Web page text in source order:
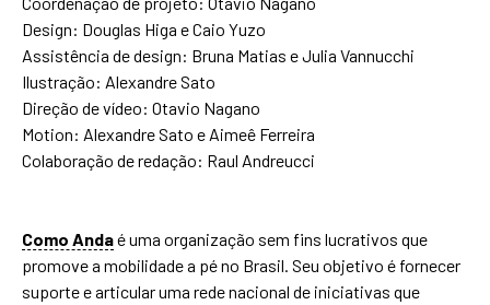
Design: Douglas Higa e Caio Yuzo
Assistência de design: Bruna Matias e Julia Vannucchi
Ilustração: Alexandre Sato
Direção de vídeo: Otavio Nagano
Motion: Alexandre Sato e Aimeê Ferreira
Colaboração de redação: Raul Andreucci
Como Andaé uma organização sem fins lucrativos que
promove a mobilidade a pé no Brasil. Seu objetivo é fornecer
suporte e articular uma rede nacional de iniciativas que